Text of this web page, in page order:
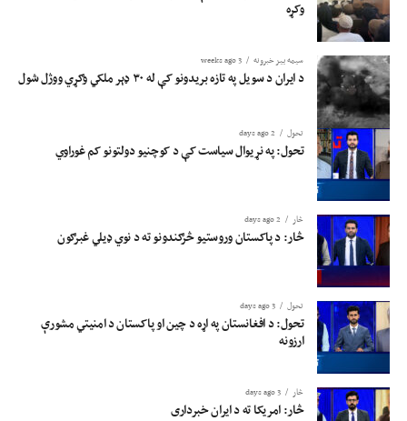
وکړه
سیمه ییز خبرونه 3 weeks ago
د ایران د سویل په تازه بریدونو کې له ۳۰ ډېر ملکي وګړي ووژل شول
تحول 2 days ago
تحول: په نړیوال سیاست کې د کوچنیو دولتونو کم غوراوي
څار 2 days ago
څار: د پاکستان وروستیو څرګندونو ته د نوي ډیلي غبرګون
تحول 3 days ago
تحول: د افغانستان په اړه د چین او پاکستان د امنیتي مشورې
ارزونه
څار 3 days ago
څار: امریکا ته د ایران خبرداری